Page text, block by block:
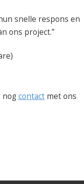
snelle respons en
ons project.”
nogcontactmet ons